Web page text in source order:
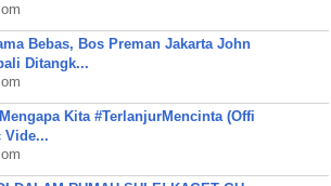
Bebas, Bos Preman Jakarta John
Ditangk...
Kita #TerlanjurMencinta (Offi
Vide...